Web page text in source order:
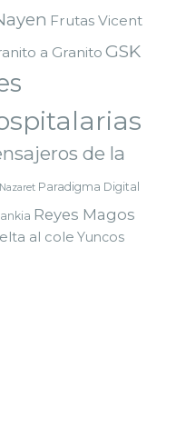
Frutas Vicent
a Granito GSK
de la
Nazaret Paradigma Digital
Reyes Magos
al cole Yuncos